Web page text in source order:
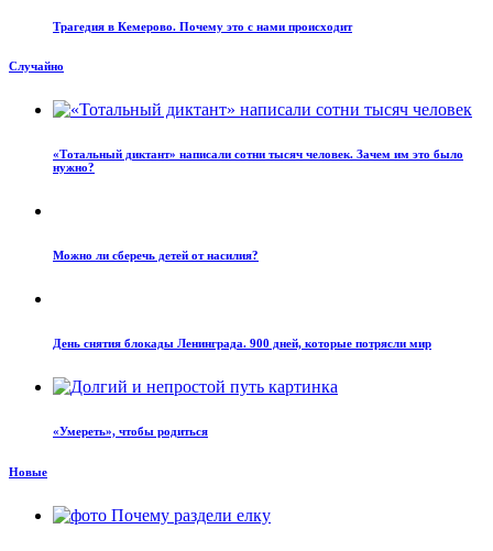
Трагедия в Кемерово. Почему это с нами происходит
Случайно
«Тотальный диктант» написали сотни тысяч человек. Зачем им это было
нужно?
Можно ли сберечь детей от насилия?
День снятия блокады Ленинграда. 900 дней, которые потрясли мир
«Умереть», чтобы родиться
Новые